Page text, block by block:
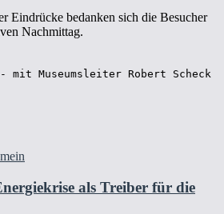
Eindrücke bedanken sich die Besucher
Nachmittag.
mit Museumsleiter Robert Scheck
als Treiber für die